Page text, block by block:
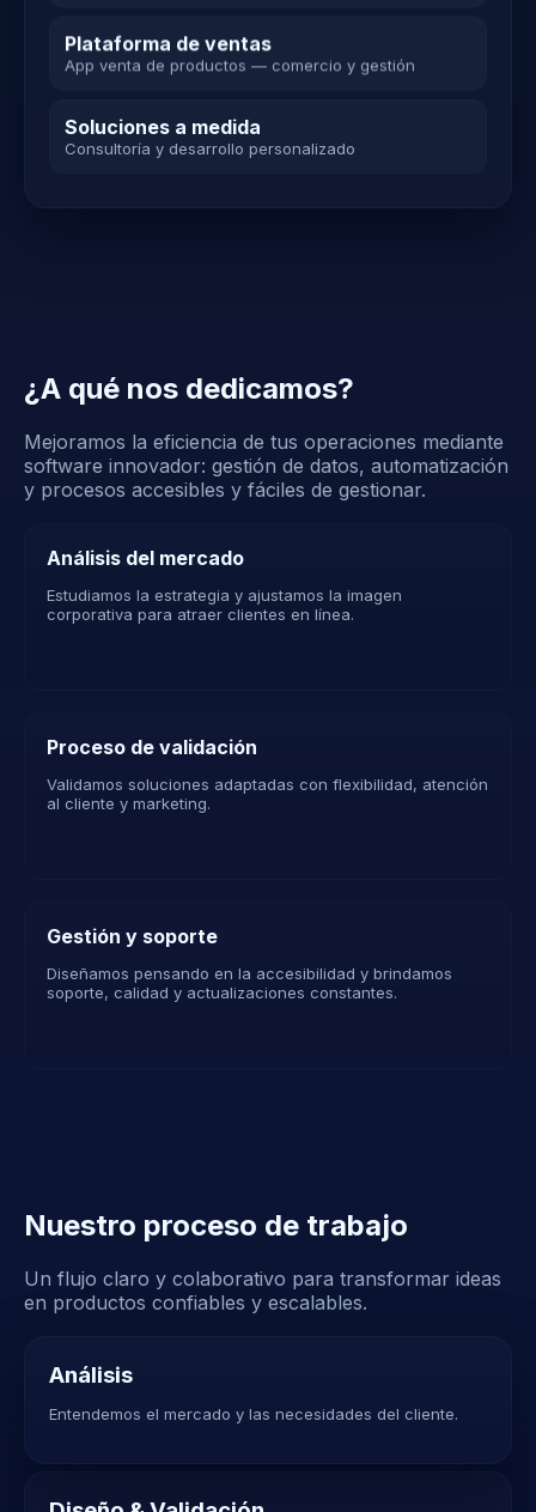
Plataforma de ventas
App venta de productos — comercio y gestión
Soluciones a medida
Consultoría y desarrollo personalizado
¿A qué nos dedicamos?
Mejoramos la eficiencia de tus operaciones mediante
software innovador: gestión de datos, automatización
y procesos accesibles y fáciles de gestionar.
Análisis del mercado
Estudiamos la estrategia y ajustamos la imagen
corporativa para atraer clientes en línea.
Proceso de validación
Validamos soluciones adaptadas con flexibilidad, atención
al cliente y marketing.
Gestión y soporte
Diseñamos pensando en la accesibilidad y brindamos
soporte, calidad y actualizaciones constantes.
Nuestro proceso de trabajo
Un flujo claro y colaborativo para transformar ideas
en productos confiables y escalables.
Análisis
Entendemos el mercado y las necesidades del cliente.